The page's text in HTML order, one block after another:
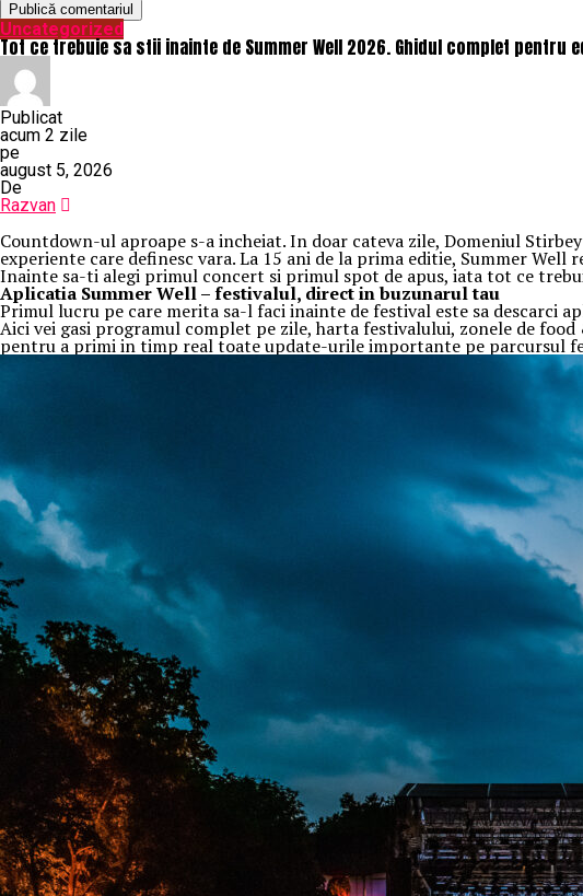
Uncategorized
Tot ce trebuie sa stii inainte de Summer Well 2026. Ghidul complet pentru
Publicat
acum 2 zile
pe
august 5, 2026
De
Razvan
Countdown-ul aproape s-a incheiat. In doar cateva zile, Domeniul
experiente care definesc vara. La 15 ani de la prima editie, Summer
Inainte sa-ti alegi primul concert si primul spot de apus, iata tot ce
Aplicatia Summer Well– festivalul, direct in buzunarul tau
Primul lucru pe care merita sa-l faci inainte de festival este sa descarci
Aici vei gasi programul complet pe zile, harta festivalului, zonele de
pentru a primi in timp real toate update-urile importante pe parcursul